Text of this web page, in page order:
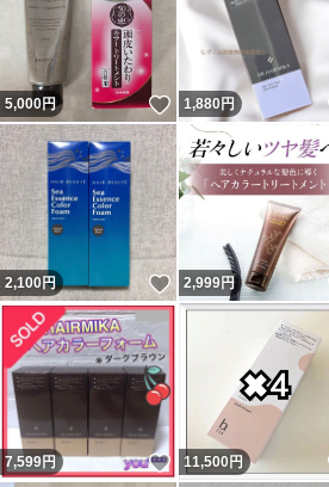
5,000円 いいね！
1,880円
2,100円 いいね！
2,999円
7,599円 いいね！
11,500円